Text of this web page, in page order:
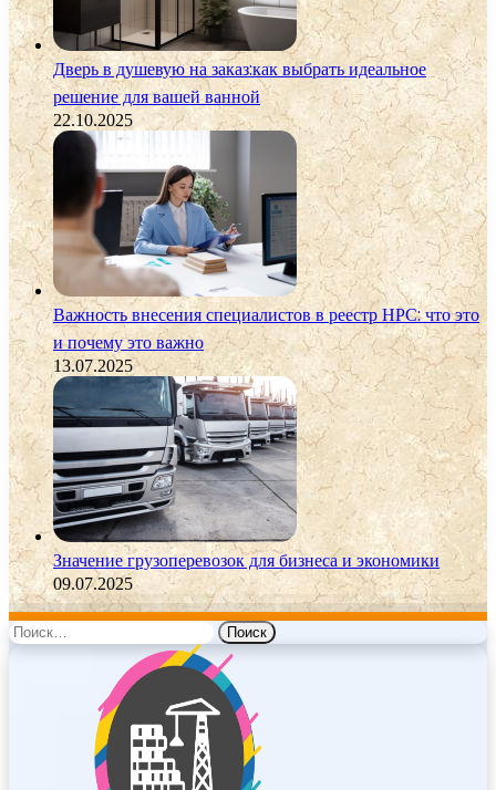
Дверь в душевую на заказ:как выбрать идеальное
решение для вашей ванной
22.10.2025
Важность внесения специалистов в реестр НРС: что это
и почему это важно
13.07.2025
Значение грузоперевозок для бизнеса и экономики
09.07.2025
Найти: